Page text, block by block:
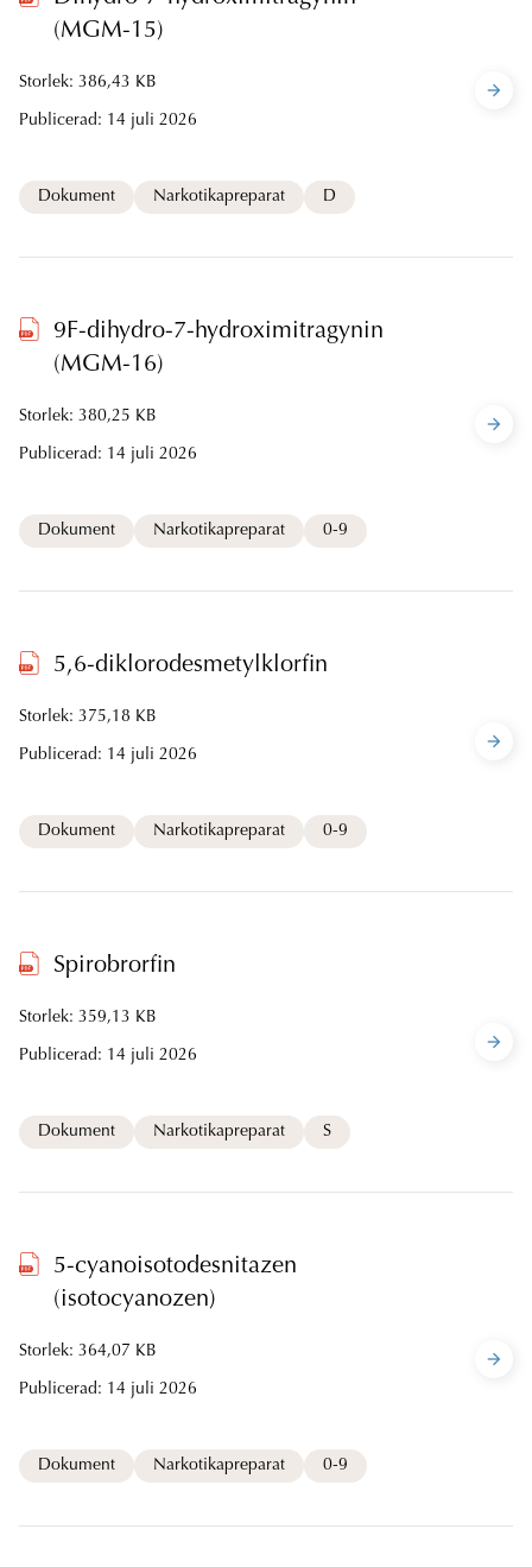
(MGM-15)
Storlek: 386,43 KB
Publicerad: 14 juli 2026
Dokument Narkotikapreparat D
9F-dihydro-7-hydroximitragynin
(MGM-16)
Storlek: 380,25 KB
Publicerad: 14 juli 2026
Dokument Narkotikapreparat 0-9
5,6-diklorodesmetylklorfin
Storlek: 375,18 KB
Publicerad: 14 juli 2026
Dokument Narkotikapreparat 0-9
Spirobrorfin
Storlek: 359,13 KB
Publicerad: 14 juli 2026
Dokument Narkotikapreparat S
5-cyanoisotodesnitazen
(isotocyanozen)
Storlek: 364,07 KB
Publicerad: 14 juli 2026
Dokument Narkotikapreparat 0-9